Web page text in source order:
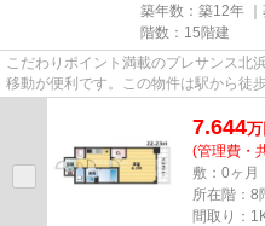
築年数：築12年 ｜
階数：15階建
こだわりポイント満載のプレサンス北
移動が便利です。この物件は駅から徒
7.644万
(管理費・
敷：0ヶ月
所在階：8
間取り：